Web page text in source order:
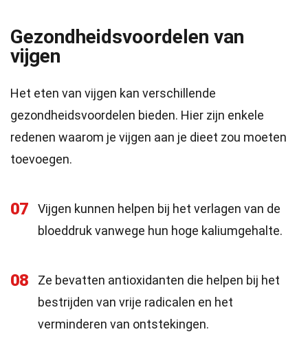
Gezondheidsvoordelen van
vijgen
Het eten van vijgen kan verschillende
gezondheidsvoordelen bieden. Hier zijn enkele
redenen waarom je vijgen aan je dieet zou moeten
toevoegen.
07
Vijgen kunnen helpen bij het verlagen van de
bloeddruk vanwege hun hoge kaliumgehalte.
08
Ze bevatten antioxidanten die helpen bij het
bestrijden van vrije radicalen en het
verminderen van ontstekingen.